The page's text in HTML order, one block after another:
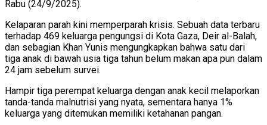
Rabu (24/9/2025).
Kelaparan parah kini memperparah krisis. Sebuah data terbaru
terhadap 469 keluarga pengungsi di Kota Gaza, Deir al-Balah,
dan sebagian Khan Yunis mengungkapkan bahwa satu dari
tiga anak di bawah usia tiga tahun belum makan apa pun dalam
24 jam sebelum survei.
Hampir tiga perempat keluarga dengan anak kecil melaporkan
tanda-tanda malnutrisi yang nyata, sementara hanya 1%
keluarga yang ditemukan memiliki ketahanan pangan.